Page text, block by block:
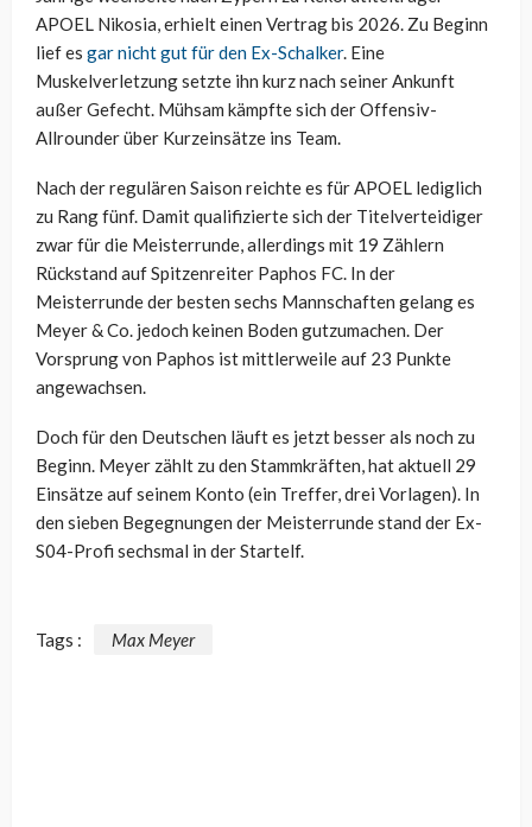
APOEL Nikosia, erhielt einen Vertrag bis 2026. Zu Beginn
lief es gar nicht gut für den Ex-Schalker. Eine
Muskelverletzung setzte ihn kurz nach seiner Ankunft
außer Gefecht. Mühsam kämpfte sich der Offensiv-
Allrounder über Kurzeinsätze ins Team.
Nach der regulären Saison reichte es für APOEL lediglich
zu Rang fünf. Damit qualifizierte sich der Titelverteidiger
zwar für die Meisterrunde, allerdings mit 19 Zählern
Rückstand auf Spitzenreiter Paphos FC. In der
Meisterrunde der besten sechs Mannschaften gelang es
Meyer & Co. jedoch keinen Boden gutzumachen. Der
Vorsprung von Paphos ist mittlerweile auf 23 Punkte
angewachsen.
Doch für den Deutschen läuft es jetzt besser als noch zu
Beginn. Meyer zählt zu den Stammkräften, hat aktuell 29
Einsätze auf seinem Konto (ein Treffer, drei Vorlagen). In
den sieben Begegnungen der Meisterrunde stand der Ex-
S04-Profi sechsmal in der Startelf.
Tags : Max Meyer